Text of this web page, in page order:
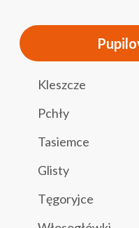
Kleszcze
Pchły
Tasiemce
Glisty
Tęgoryjce